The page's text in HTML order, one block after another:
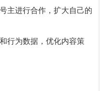
主进行合作，扩大自己的
行为数据，优化内容策